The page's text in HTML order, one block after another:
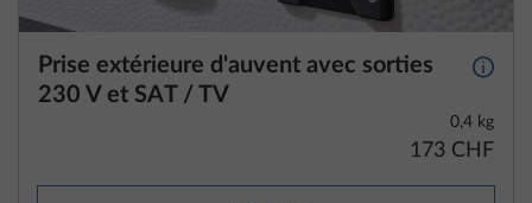
Prise extérieure d'auvent avec sorties
230 V et SAT / TV
Plus
0,4 kg
173 CHF